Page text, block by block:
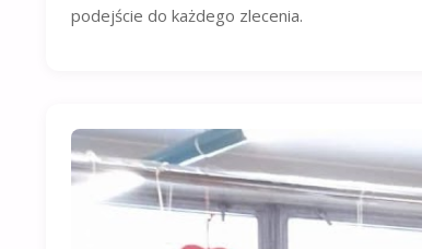
podejście do każdego zlecenia.